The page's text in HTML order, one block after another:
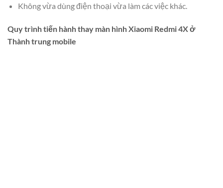
Không vừa dùng điện thoại vừa làm các việc khác.
Quy trình tiến hành thay màn hình Xiaomi Redmi 4Xở
Thành trung mobile